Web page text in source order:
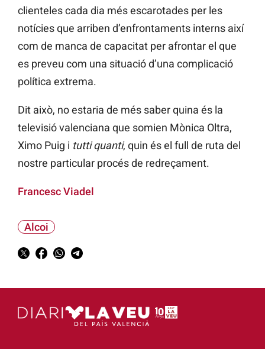
clienteles cada dia més escarotades per les
notícies que arriben d’enfrontaments interns així
com de manca de capacitat per afrontar el que
es preveu com una situació d’una complicació
política extrema.
Dit això, no estaria de més saber quina és la
televisió valenciana que somien Mònica Oltra,
Ximo Puig i tutti quanti, quin és el full de ruta del
nostre particular procés de redreçament.
Francesc Viadel
Alcoi